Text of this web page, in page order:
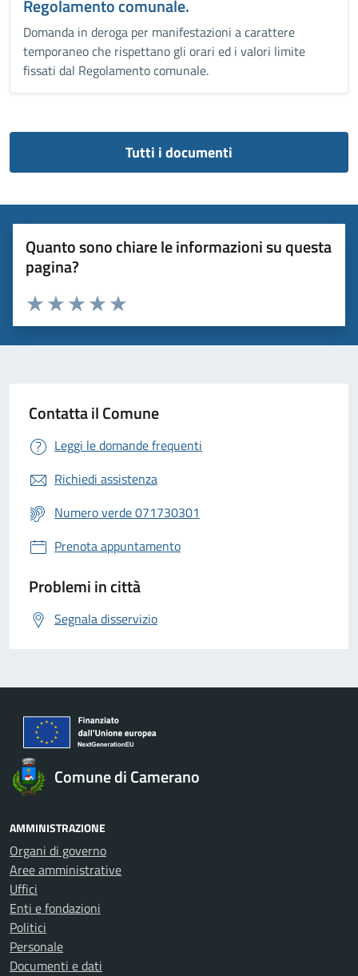
Regolamento comunale.
Domanda in deroga per manifestazioni a carattere
temporaneo che rispettano gli orari ed i valori limite
fissati dal Regolamento comunale.
Tutti i documenti
Quanto sono chiare le informazioni su questa
pagina?
Valuta 5 stelle su 5
Valuta 4 stelle su 5
Valuta 3 stelle su 5
Valuta 2 stelle su 5
Valuta 1 stelle su 5
Contatta il Comune
Leggi le domande frequenti
Richiedi assistenza
Numero verde 071730301
Prenota appuntamento
Problemi in città
Segnala disservizio
Comune di Camerano
AMMINISTRAZIONE
Organi di governo
Aree amministrative
Uffici
Enti e fondazioni
Politici
Personale
Documenti e dati